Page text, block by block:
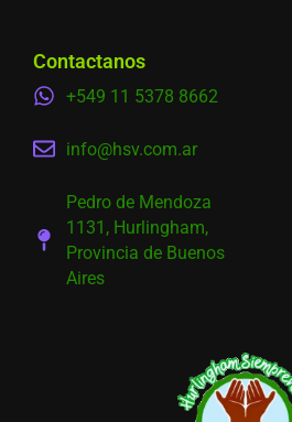
Contactanos
+549 11 5378 8662
info@hsv.com.ar
Pedro de Mendoza
1131, Hurlingham,
Provincia de Buenos
Aires